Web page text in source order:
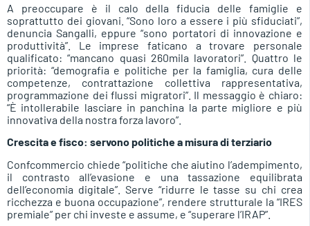
A preoccupare è il calo della fiducia delle famiglie e
soprattutto dei giovani. “Sono loro a essere i più sfiduciati”,
denuncia Sangalli, eppure “sono portatori di innovazione e
produttività”. Le imprese faticano a trovare personale
qualificato: “mancano quasi 260mila lavoratori”. Quattro le
priorità: “demografia e politiche per la famiglia, cura delle
competenze, contrattazione collettiva rappresentativa,
programmazione dei flussi migratori”. Il messaggio è chiaro:
“È intollerabile lasciare in panchina la parte migliore e più
innovativa della nostra forza lavoro”.
Crescita e fisco: servono politiche a misura di terziario
Confcommercio chiede “politiche che aiutino l’adempimento,
il contrasto all’evasione e una tassazione equilibrata
dell’economia digitale”. Serve “ridurre le tasse su chi crea
ricchezza e buona occupazione”, rendere strutturale la “IRES
premiale” per chi investe e assume, e “superare l’IRAP”.